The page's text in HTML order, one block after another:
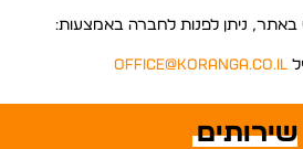
באתר, ניתן לפנות לחברה באמצעות:
office@koranga.co.il
שירותים